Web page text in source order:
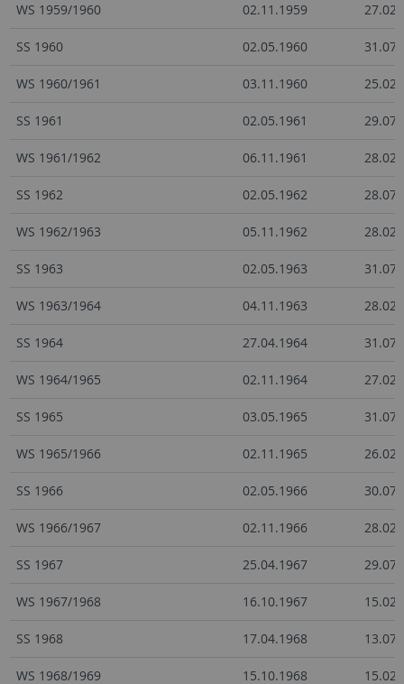
WS 1959/1960 02.11.1959
SS 1960 02.05.1960
WS 1960/1961 03.11.1960
SS 1961 02.05.1961
WS 1961/1962 06.11.1961
SS 1962 02.05.1962
WS 1962/1963 05.11.1962
SS 1963 02.05.1963
WS 1963/1964 04.11.1963
SS 1964 27.04.1964
WS 1964/1965 02.11.1964
SS 1965 03.05.1965
WS 1965/1966 02.11.1965
SS 1966 02.05.1966
WS 1966/1967 02.11.1966
SS 1967 25.04.1967
WS 1967/1968 16.10.1967
SS 1968 17.04.1968
WS 1968/1969 15.10.1968